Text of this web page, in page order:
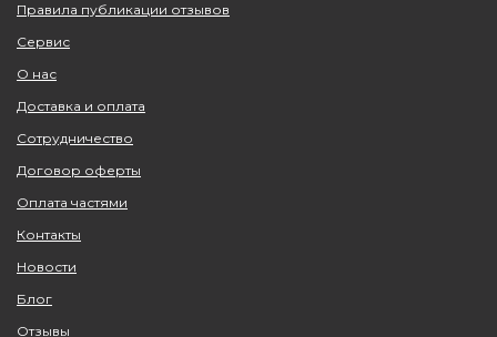
Правила публикации отзывов
Сервис
О нас
Доставка и оплата
Сотрудничество
Договор оферты
Оплата частями
Контакты
Новости
Блог
Отзывы